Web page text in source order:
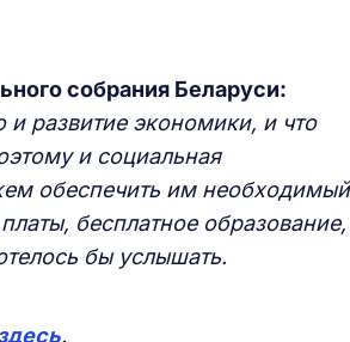
собрания Беларуси:
и развитие экономики, и что
и социальная
обеспечить им необходимый
бесплатное образование,
бы услышать.
.